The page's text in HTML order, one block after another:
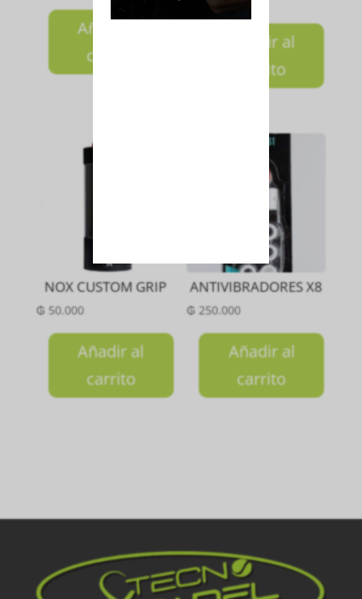
Añadir al
carrito
Añadir al
carrito
NOX CUSTOM GRIP
₲50.000
Añadir al
carrito
ANTIVIBRADORES X8
₲ 250.000
Añadir al
carrito